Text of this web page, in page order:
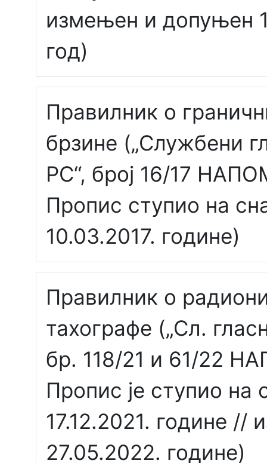
измењен и допуњен
год)
Правилник о
брзине („Службени
РС“, број 16/17
Пропис ступио на
10.03.2017. године)
Правилник о
тахографе („Сл.
бр. 118/21 и 61/22
Пропис је ступио на
17.12.2021. године //
27.05.2022. године)